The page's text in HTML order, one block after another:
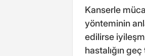
Kanserle
yönteminin
edilirse
hastalığın geç